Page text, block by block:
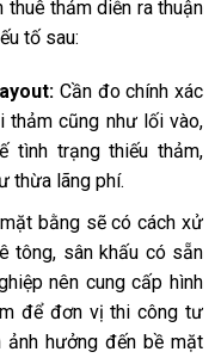
thuê thảm diễn ra thuận
tố sau:
Cần đo chính xác
thảm cũng như lối vào,
tình trạng thiếu thảm,
thừa lãng phí.
bằng sẽ có cách xử
tông, sân khấu có sẵn
nên cung cấp hình
để đơn vị thi công tư
ảnh hưởng đến bề mặt